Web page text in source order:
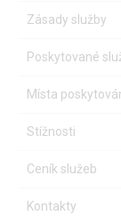
Zásady služby
Poskytované
Místa
Stížnosti
Ceník služeb
Kontakty